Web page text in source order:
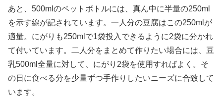
あと、500mlのペットボトルには、真ん中に半量の250ml
を示す線が記されています。一人分の豆腐はこの250mlが
適量。にがりも250mlで1袋投入できるように2袋に分かれ
て付いています。二人分をまとめて作りたい場合には、豆
乳500ml全量に対して、にがり2袋を使用すればよく。そ
の日に食べる分を少量ずつ手作りしたいニーズに合致して
います。